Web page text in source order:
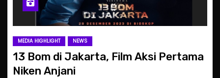
MEDIA HIGHLIGHT NEWS
13 Bom di Jakarta, Film Aksi Pertama
Niken Anjani